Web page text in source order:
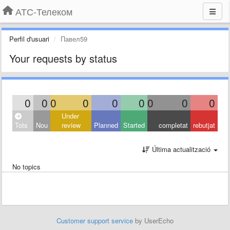
АТС-Телеком
Perfil d'usuari Павел59
Your requests by status
0 0 0 0 0 0 0 0 0
Tots Nou
Under
review
Planned Started completat rebutjat
Última actualització
No topics
Customer support service by UserEcho